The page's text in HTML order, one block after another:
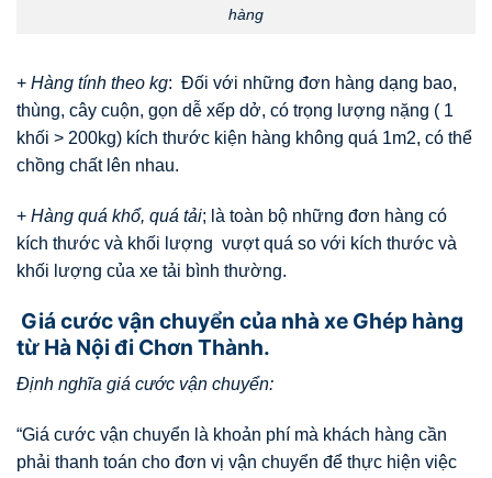
hàng
+ Hàng tính theo kg: Đối với những đơn hàng dạng bao,
thùng, cây cuộn, gọn dễ xếp dở, có trọng lượng nặng ( 1
khối > 200kg) kích thước kiện hàng không quá 1m2, có thể
chồng chất lên nhau.
+ Hàng quá khổ, quá tải; là toàn bộ những đơn hàng có
kích thước và khối lượng vượt quá so với kích thước và
khối lượng của xe tải bình thường.
Giá cước vận chuyển của nhà xe Ghép hàng
từ Hà Nội đi Chơn Thành.
Định nghĩa giá cước vận chuyển:
“Giá cước vận chuyển là khoản phí mà khách hàng cần
phải thanh toán cho đơn vị vận chuyển để thực hiện việc